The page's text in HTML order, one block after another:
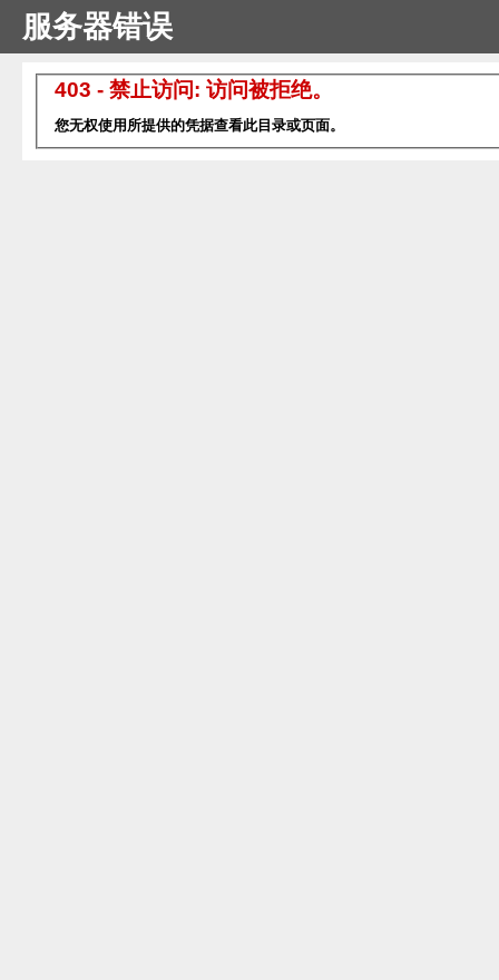
服务器错误
403 - 禁止访问: 访问被拒绝。
您无权使用所提供的凭据查看此目录或页面。